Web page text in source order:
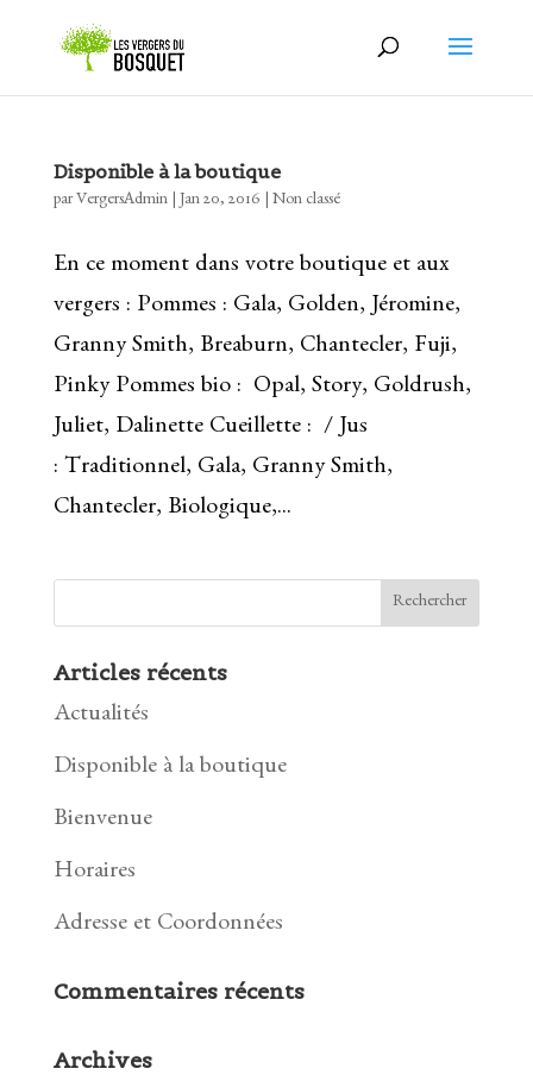
Disponible à la boutique
par VergersAdmin| Jan 20, 2016 Non classé
En ce moment dans votre boutique et aux
vergers : Pommes : Gala, Golden, Jéromine,
Granny Smith, Breaburn, Chantecler, Fuji,
Pinky Pommes bio : Opal, Story, Goldrush,
Juliet, Dalinette Cueillette : / Jus
: Traditionnel, Gala, Granny Smith,
Chantecler, Biologique,...
Articles récents
Actualités
Disponible à la boutique
Bienvenue
Horaires
Adresse et Coordonnées
Commentaires récents
Archives